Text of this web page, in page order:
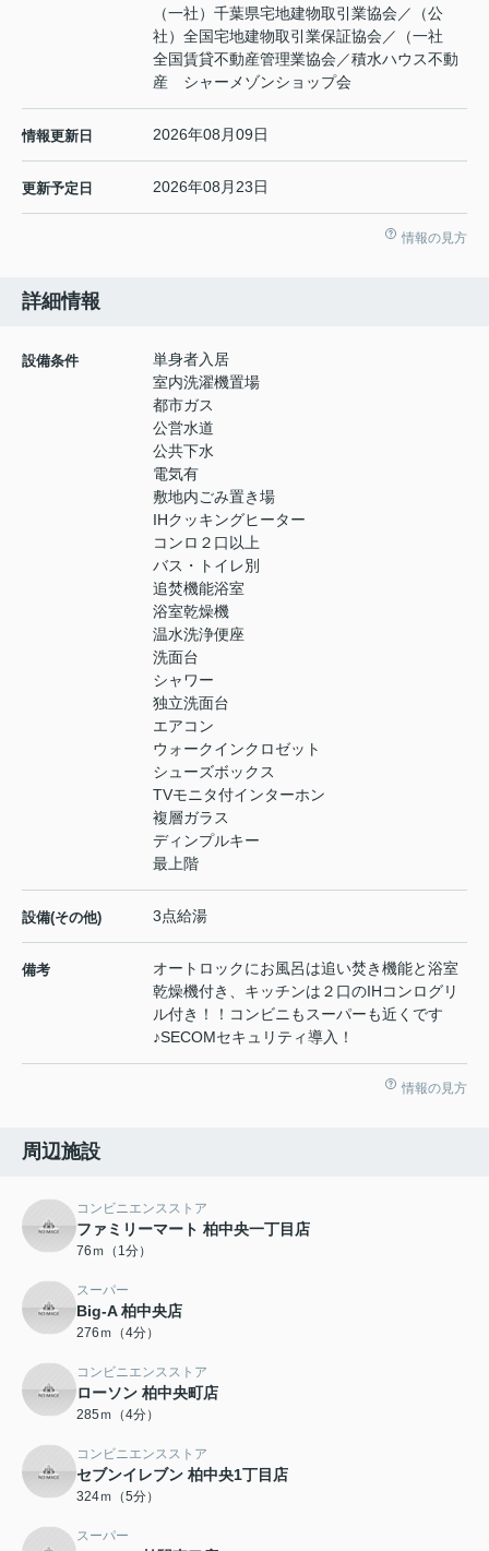
（一社）千葉県宅地建物取引業協会／（公
社）全国宅地建物取引業保証協会／（一社
全国賃貸不動産管理業協会／積水ハウス不動
産 シャーメゾンショップ会
情報更新日 2026年08月09日
更新予定日 2026年08月23日
情報の見方
詳細情報
設備条件
単身者入居
室内洗濯機置場
都市ガス
公営水道
公共下水
電気有
敷地内ごみ置き場
IHクッキングヒーター
コンロ２口以上
バス・トイレ別
追焚機能浴室
浴室乾燥機
温水洗浄便座
洗面台
シャワー
独立洗面台
エアコン
ウォークインクロゼット
シューズボックス
TVモニタ付インターホン
複層ガラス
ディンプルキー
最上階
設備(その他) 3点給湯
備考
オートロックにお風呂は追い焚き機能と浴室
乾燥機付き、キッチンは２口のIHコンログリ
ル付き！！コンビニもスーパーも近くです
♪SECOMセキュリティ導入！
情報の見方
周辺施設
コンビニエンスストア
ファミリーマート 柏中央一丁目店
76ｍ（1分）
スーパー
Big-A 柏中央店
276ｍ（4分）
コンビニエンスストア
ローソン 柏中央町店
285ｍ（4分）
コンビニエンスストア
セブンイレブン 柏中央1丁目店
324ｍ（5分）
スーパー